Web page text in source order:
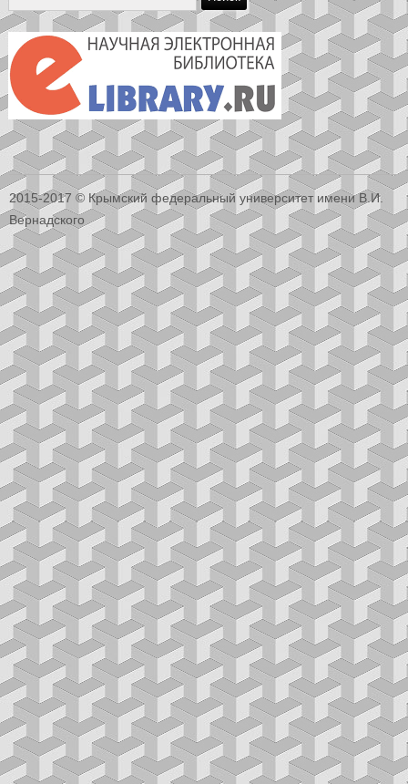
2015-2017 © Крымский федеральный университет имени В.И.
Вернадского